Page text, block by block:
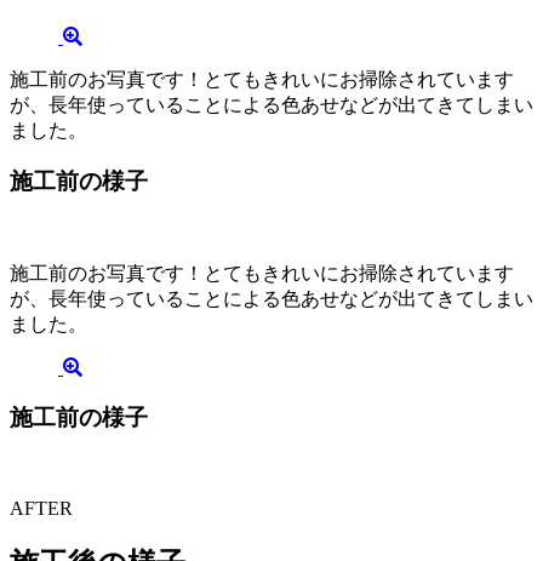
施工前のお写真です！とてもきれいにお掃除されています
が、長年使っていることによる色あせなどが出てきてしまい
ました。
施工前の様子
施工前のお写真です！とてもきれいにお掃除されています
が、長年使っていることによる色あせなどが出てきてしまい
ました。
施工前の様子
AFTER